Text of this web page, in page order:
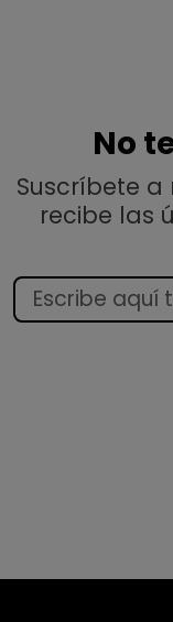
No
Suscríbete a
recibe las